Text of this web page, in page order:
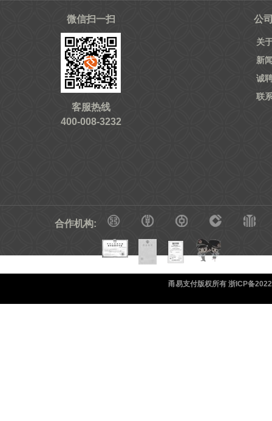
微信扫一扫
客服热线
400-008-3232
公
关
新
诚
联
合作机构:
甬易支付版权所有 浙ICP备